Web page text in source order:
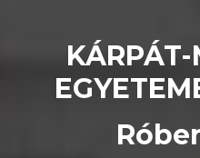
KÁRPÁT-